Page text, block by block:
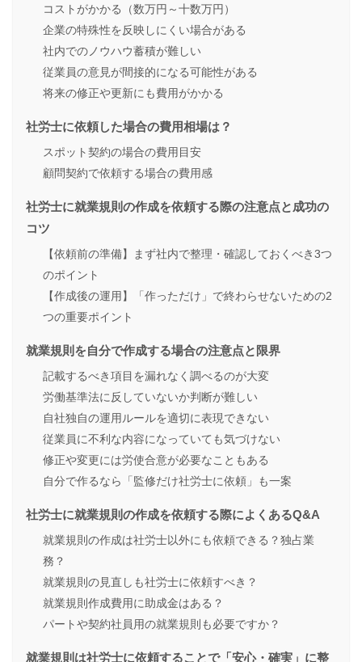
コストがかかる（数万円～十数万円）
企業の特殊性を反映しにくい場合がある
社内でのノウハウ蓄積が難しい
従業員の意見が間接的になる可能性がある
将来の修正や更新にも費用がかかる
社労士に依頼した場合の費用相場は？
スポット契約の場合の費用目安
顧問契約で依頼する場合の費用感
社労士に就業規則の作成を依頼する際の注意点と成功の
コツ
【依頼前の準備】まず社内で整理・確認しておくべき3つ
のポイント
【作成後の運用】「作っただけ」で終わらせないための2
つの重要ポイント
就業規則を自分で作成する場合の注意点と限界
記載するべき項目を漏れなく調べるのが大変
労働基準法に反していないか判断が難しい
自社独自の運用ルールを適切に表現できない
従業員に不利な内容になっていても気づけない
修正や変更には労使合意が必要なこともある
自分で作るなら「監修だけ社労士に依頼」も一案
社労士に就業規則の作成を依頼する際によくあるQ&A
就業規則の作成は社労士以外にも依頼できる？独占業
務？
就業規則の見直しも社労士に依頼すべき？
就業規則作成費用に助成金はある？
パートや契約社員用の就業規則も必要ですか？
就業規則は社労士に依頼することで「安心・確実」に整